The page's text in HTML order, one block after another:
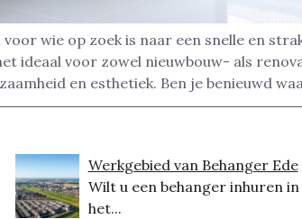
wie op zoek is naar een snelle en
ideaal voor zowel nieuwbouw- als
en esthetiek. Ben je benieuwd
Werkgebied van Behanger Ede
Wilt u een behanger inhuren in
het...